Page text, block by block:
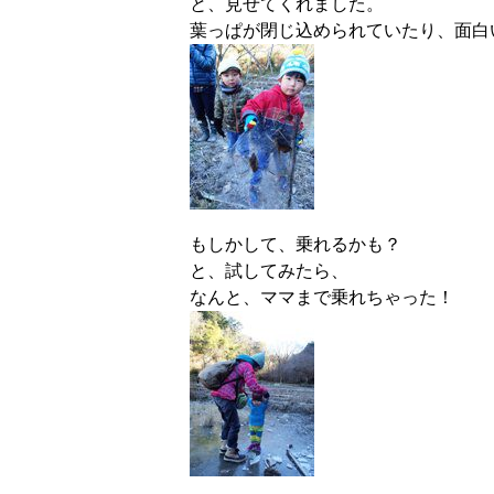
と、見せてくれました。
葉っぱが閉じ込められていたり、面白
もしかして、乗れるかも？
と、試してみたら、
なんと、ママまで乗れちゃった！